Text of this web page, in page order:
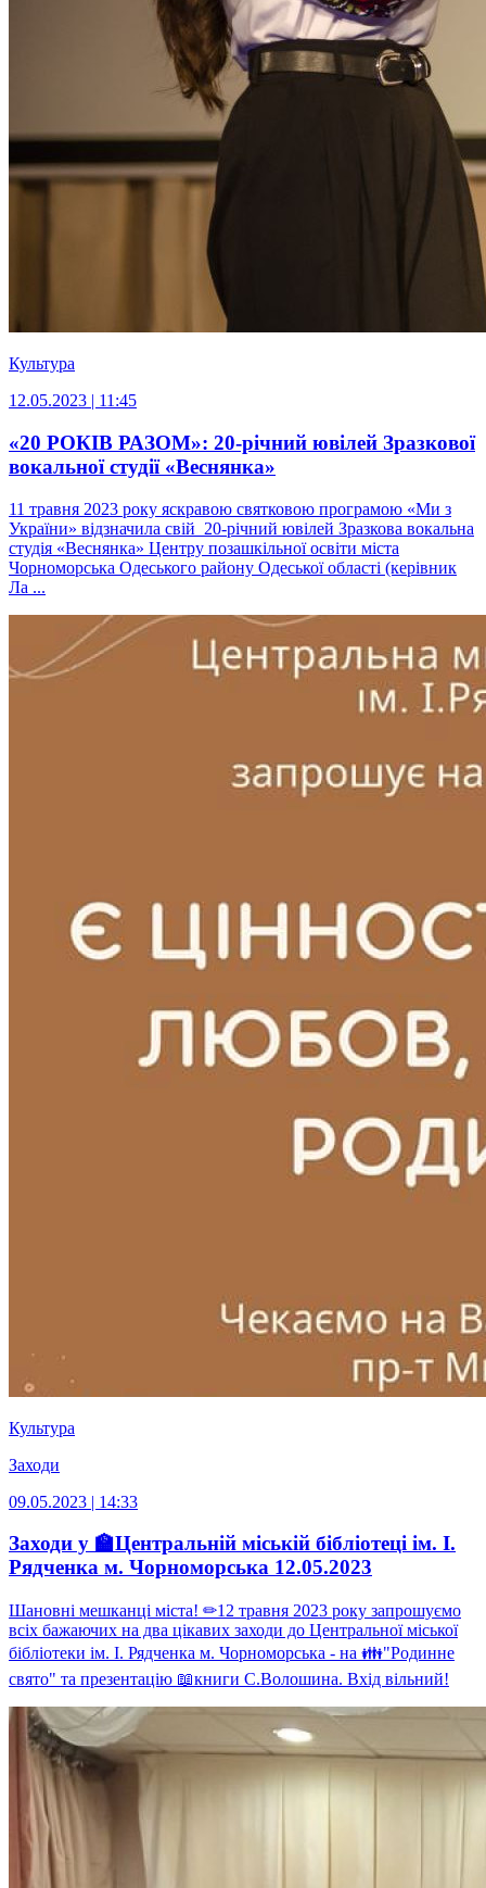
Культура
12.05.2023 | 11:45
«20 РОКІВ РАЗОМ»: 20-річний ювілей Зразкової
вокальної студії «Веснянка»
11 травня 2023 року яскравою святковою програмою «Ми з
України» відзначила свій 20-річний ювілей Зразкова вокальна
студія «Веснянка» Центру позашкільної освіти міста
Чорноморська Одеського району Одеської області (керівник
Ла ...
Культура
Заходи
09.05.2023 | 14:33
Заходи у 🏫Центральній міській бібліотеці ім. І.
Рядченка м. Чорноморська 12.05.2023
Шановні мешканці міста! ✏12 травня 2023 року запрошуємо
всіх бажаючих на два цікавих заходи до Центральної міської
бібліотеки ім. І. Рядченка м. Чорноморська - на 👪"Родинне
свято" та презентацію 📖книги С.Волошина. Вхід вільний!